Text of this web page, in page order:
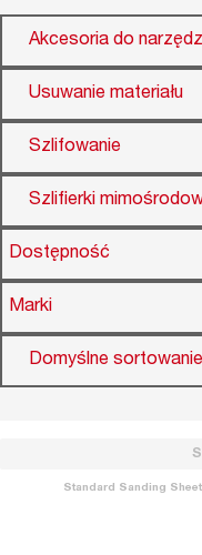
Akcesoria do
Usuwanie materiału
Szlifowanie
Szlifierki
Dostępność
Marki
Domyślne sortowanie
Standard Sanding